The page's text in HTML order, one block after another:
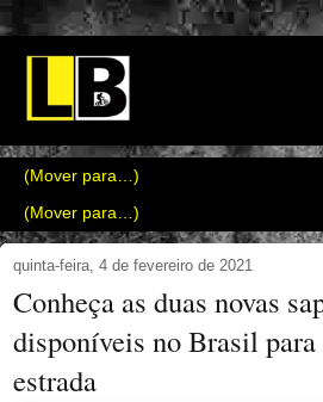
quinta-feira, 4 de fevereiro de 2021
Conheça as duas novas
disponíveis no Brasil
estrada